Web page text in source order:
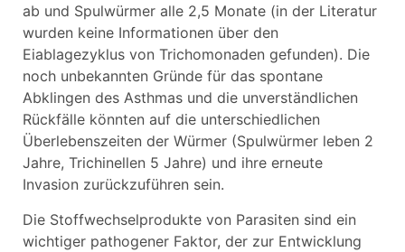
ab und Spulwürmer alle 2,5 Monate (in der Literatur
wurden keine Informationen über den
Eiablagezyklus von Trichomonaden gefunden). Die
noch unbekannten Gründe für das spontane
Abklingen des Asthmas und die unverständlichen
Rückfälle könnten auf die unterschiedlichen
Überlebenszeiten der Würmer (Spulwürmer leben 2
Jahre, Trichinellen 5 Jahre) und ihre erneute
Invasion zurückzuführen sein.
Die Stoffwechselprodukte von Parasiten sind ein
wichtiger pathogener Faktor, der zur Entwicklung